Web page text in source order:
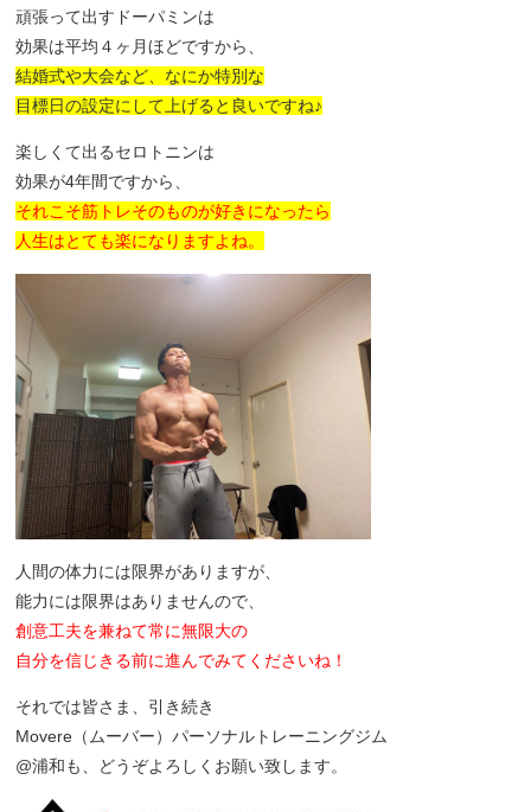
頑張って出すドーパミンは
効果は平均４ヶ月ほどですから、
結婚式や大会など、なにか特別な
目標日の設定にして上げると良いですね♪
楽しくて出るセロトニンは
効果が4年間ですから、
それこそ筋トレそのものが好きになったら
人生はとても楽になりますよね。
人間の体力には限界がありますが、
能力には限界はありませんので、
創意工夫を兼ねて常に無限大の
自分を信じきる前に進んでみてくださいね！
それでは皆さま、引き続き
Movere（ムーバー）パーソナルトレーニングジム
@浦和も、どうぞよろしくお願い致します。